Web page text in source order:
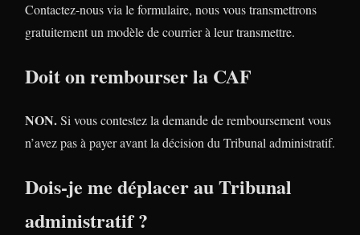
Contactez-nous via le formulaire, nous vous transmettrons
gratuitement un modèle de courrier à leur transmettre.
Doit on rembourser la CAF
NON.Si vous contestez la demande de remboursement vous
n’avez pas à payer avant la décision du Tribunal administratif.
Dois-je me déplacer au Tribunal
administratif ?